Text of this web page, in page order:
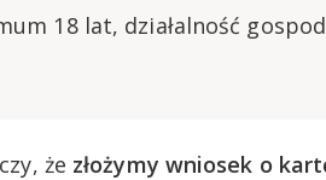
18 lat, działalność
że złożymy wniosek o